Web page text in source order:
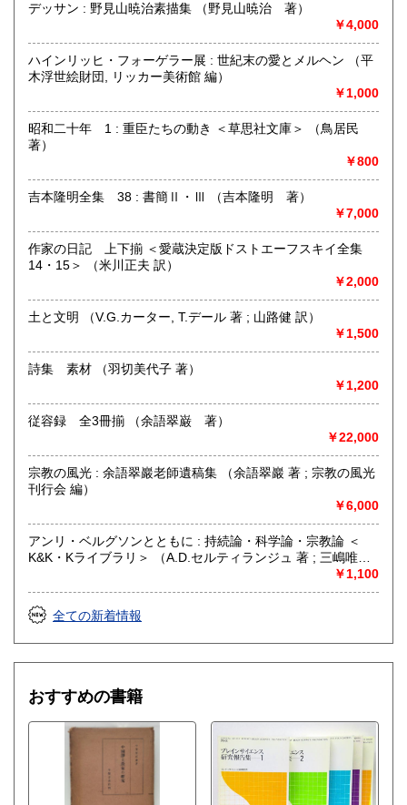
国立駅前の古書店です。
2020年5月に引っ越ししました。
ゆったり、ゆっくりと本を探せる店になりました。
定休日なし、店舗で通販在庫の販売・受け渡し可能です。
沿線名：中央線
最寄駅：JR中央線・国立駅 (徒歩1分)
定休日：無し(※12/31～1/3は休業)
関東一円、出張買取にお伺いします。
古本・古書籍の他にも古物全般(CD・DVD、レコード、書道
用品、玩具(鉄道模型・ミニカーなど)買い取りいたします。
ぜひご相談ください。
買取ご相談フリーダイヤル
0120-797-090
ご相談フォームでお問合せ
メールでお問い合せ
info@michikusa.co.jp
取り扱い分野
哲学宗教、社会科学、美術工芸、趣味、古書一般（その他）
思想哲学宗教、歴史、社会科学、学術文庫、動植物、アー
ト・展覧会図録、趣味と生活の本、絵本、ＣＤ、レコード
デッサン : 野見山暁治素描集 （野見山暁治 著）
￥4,000
ハインリッヒ・フォーゲラー展 : 世紀末の愛とメルヘン （平
木浮世絵財団, リッカー美術館 編）
￥1,000
昭和二十年 1 : 重臣たちの動き ＜草思社文庫＞ （鳥居民
著）
￥800
吉本隆明全集 38 : 書簡Ⅱ・Ⅲ （吉本隆明 著）
￥7,000
作家の日記 上下揃 ＜愛蔵決定版ドストエーフスキイ全集
14・15＞ （米川正夫 訳）
￥2,000
土と文明 （V.G.カーター, T.デール 著 ; 山路健 訳）
￥1,500
詩集 素材 （羽切美代子 著）
￥1,200
従容録 全3冊揃 （余語翠巌 著）
￥22,000
宗教の風光 : 余語翠巖老師遺稿集 （余語翠巖 著 ; 宗教の風光
刊行会 編）
￥6,000
アンリ・ベルグソンとともに : 持続論・科学論・宗教論 ＜
K&K・Kライブラリ＞ （A.D.セルティランジュ 著 ; 三嶋唯義
￥1,100
全ての新着情報
おすすめの書籍